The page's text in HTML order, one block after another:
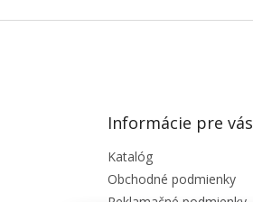
Informácie pre vás
Katalóg
Obchodné podmienky